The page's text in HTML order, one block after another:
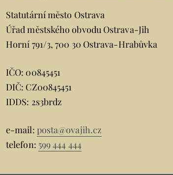
Statutární město Ostrava
Úřad městského obvodu Ostrava-Jih
Horní 791/3, 700 30 Ostrava-Hrabůvka
IČO: 00845451
DIČ: CZ00845451
IDDS: 2s3brdz
e-mail: posta@ovajih.cz
telefon: 599 444 444